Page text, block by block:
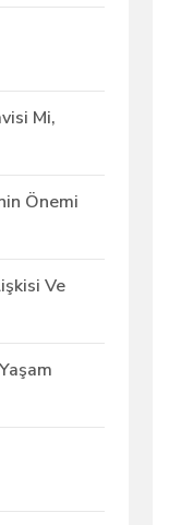
Mi,
Önemi
Ve